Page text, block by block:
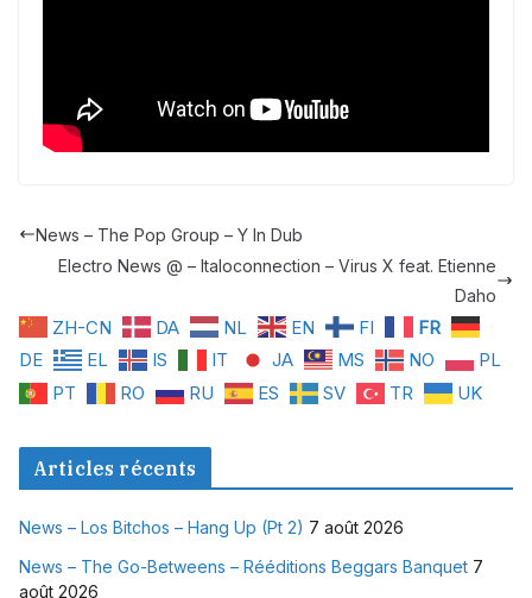
News – The Pop Group – Y In Dub
Electro News @ – Italoconnection – Virus X feat. Etienne
Daho
ZH-CN DA NL EN FI
FR
DE
EL IS IT JA MS NO
PL
PT
RO RU ES SV TR UK
Articles récents
News – Los Bitchos – Hang Up (Pt 2) 7 août 2026
News – The Go-Betweens – Rééditions Beggars Banquet 7
août 2026